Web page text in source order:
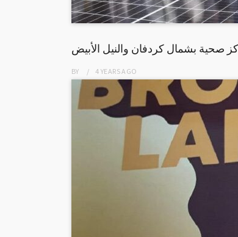
صحية بشمال كردفان والنيل الأبيض
BY 4 YEARSAGO